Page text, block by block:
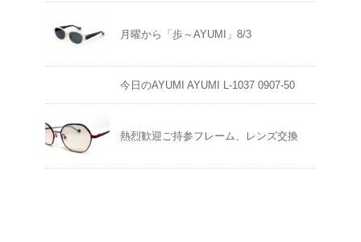
月曜から「歩～AYUMI」8/3
今日のAYUMI AYUMI L-1037 0907-50
熱烈歓迎ご持参フレーム、レンズ交換